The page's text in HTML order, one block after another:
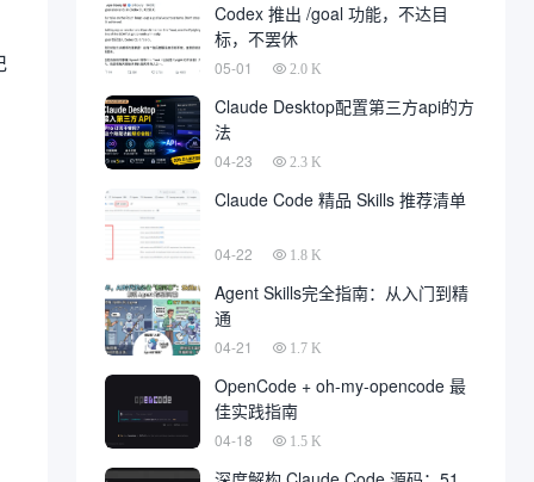
Codex 推出 /goal 功能，不达目
标，不罢休
05-01 2.0 K
Claude Desktop配置第三方api的方
法
04-23 2.3 K
Claude Code 精品 Skills 推荐清单
04-22 1.8 K
Agent Skills完全指南：从入门到精
通
04-21 1.7 K
OpenCode + oh-my-opencode 最
佳实践指南
04-18 1.5 K